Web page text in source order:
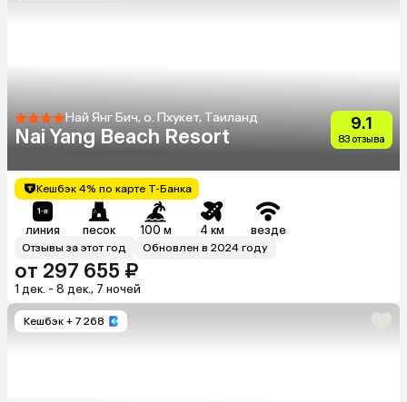
Най Янг Бич, о. Пхукет, Таиланд
Nai Yang Beach Resort
9.1
83 отзыва
Кешбэк 4% по карте Т-Банка
линия песок 100 м 4 км везде
Отзывы за этот год Обновлен в 2024 году
от 297 655 ₽
1 дек. - 8 дек., 7 ночей
Кешбэк + 7 268